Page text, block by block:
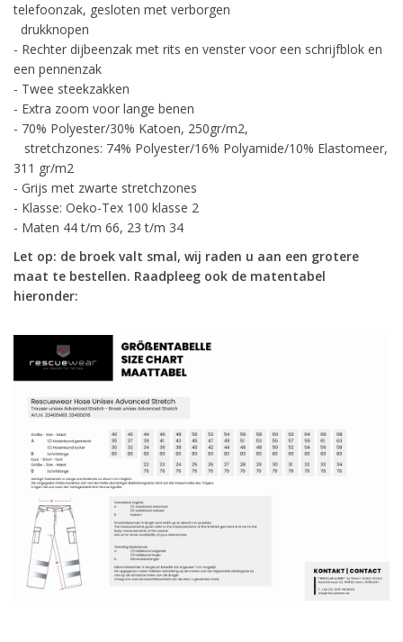
telefoonzak, gesloten met verborgen
drukknopen
- Rechter dijbeenzak met rits en venster voor een schrijfblok en
een pennenzak
- Twee steekzakken
- Extra zoom voor lange benen
- 70% Polyester/30% Katoen, 250gr/m2,
stretchzones: 74% Polyester/16% Polyamide/10% Elastomeer,
311 gr/m2
- Grijs met zwarte stretchzones
- Klasse: Oeko-Tex 100 klasse 2
- Maten 44 t/m 66, 23 t/m 34
Let op: de broek valt smal, wij raden u aan een grotere
maat te bestellen. Raadpleeg ook de matentabel
hieronder: